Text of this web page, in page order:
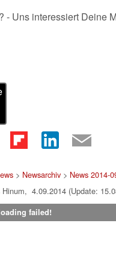
- Uns interessiert Deine
> Newsarchiv > News 2014-
4.09.2014 (Update:
failed!